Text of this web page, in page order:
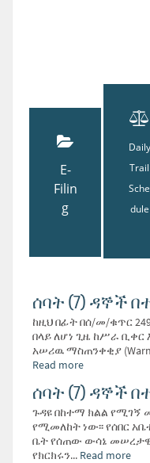
E-
Filin
g
Daily
Trail
Sche
dule
ሰባት (7) ዳኞች
ከዚህ በፊት በሰ/መ/ቁጥር
በላይ ለሆነ ጊዜ ከሥራ ቢቀር
አሠሪዉ ማስጠንቀቂያ
Read more
ሰባት (7) ዳኞች
ጉዳዩ በከተማ ክልል የሚገኝ
የሚመለከት ነው፡፡ የሰበር
ቤት የሰጠው ውሳኔ መሠረታዊ
የክርክሩን... Read more